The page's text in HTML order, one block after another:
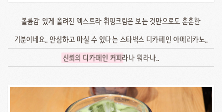
볼륨감 있게 올려진 엑스트라 휘핑크림은 보는 것만으로도 훈훈한
기분이네요.. 안심하고 마실 수 있다는 스타벅스 디카페인 아메리카노..
신뢰의 디카페인 커피라나 뭐라나..